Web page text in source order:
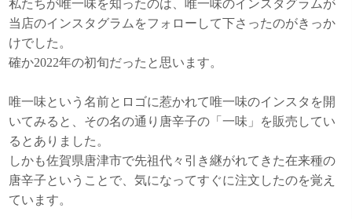
私たちが唯一味を知ったのは、唯一味のインスタグラムが
当店のインスタグラムをフォローして下さったのがきっか
けでした。
確か2022年の初旬だったと思います。
唯一味という名前とロゴに惹かれて唯一味のインスタを開
いてみると、その名の通り唐辛子の「一味」を販売してい
るとありました。
しかも佐賀県唐津市で先祖代々引き継がれてきた在来種の
唐辛子ということで、気になってすぐに注文したのを覚え
ています。